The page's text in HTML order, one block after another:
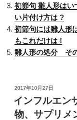
初節句 雛人形はい
い片付け方は ?
初節句には雛人形
もこれだけは !
雛人形の処分 そ
投
稿
日:
2017年10月27日
インフルエン
物、サプリメ